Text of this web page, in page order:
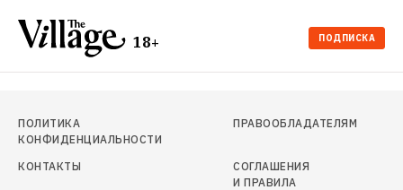
18+ ПОДПИСКА
ПОЛИТИКА
КОНФИДЕНЦИАЛЬНОСТИ
ПРАВООБЛАДАТЕЛЯМ
КОНТАКТЫ
СОГЛАШЕНИЯ
И ПРАВИЛА